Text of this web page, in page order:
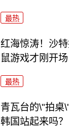
最热
红海惊涛！沙
鼠游戏才刚开场
最热
青瓦台的\"拍桌
韩国站起来吗？